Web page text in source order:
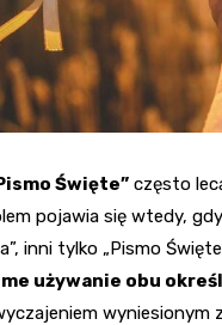
Święte” często
pojawia się wtedy,
inni tylko „Pismo
używanie obu
wyniesionym